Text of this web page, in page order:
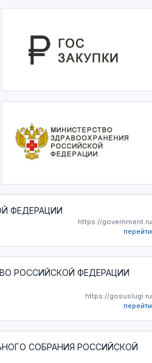
ФЕДЕРАЦИИ
https://government.ru
перейти
РОССИЙСКОЙ ФЕДЕРАЦИИ
https://gosuslugi.ru
перейти
СОБРАНИЯ РОССИЙСКОЙ